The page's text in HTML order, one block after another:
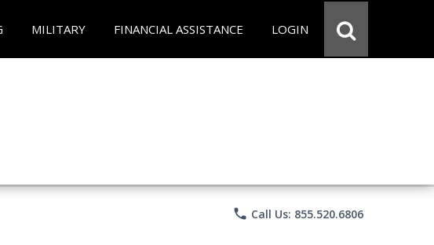
MILITARY FINANCIAL ASSISTANCE LOGIN
phone Call Us: 855.520.6806